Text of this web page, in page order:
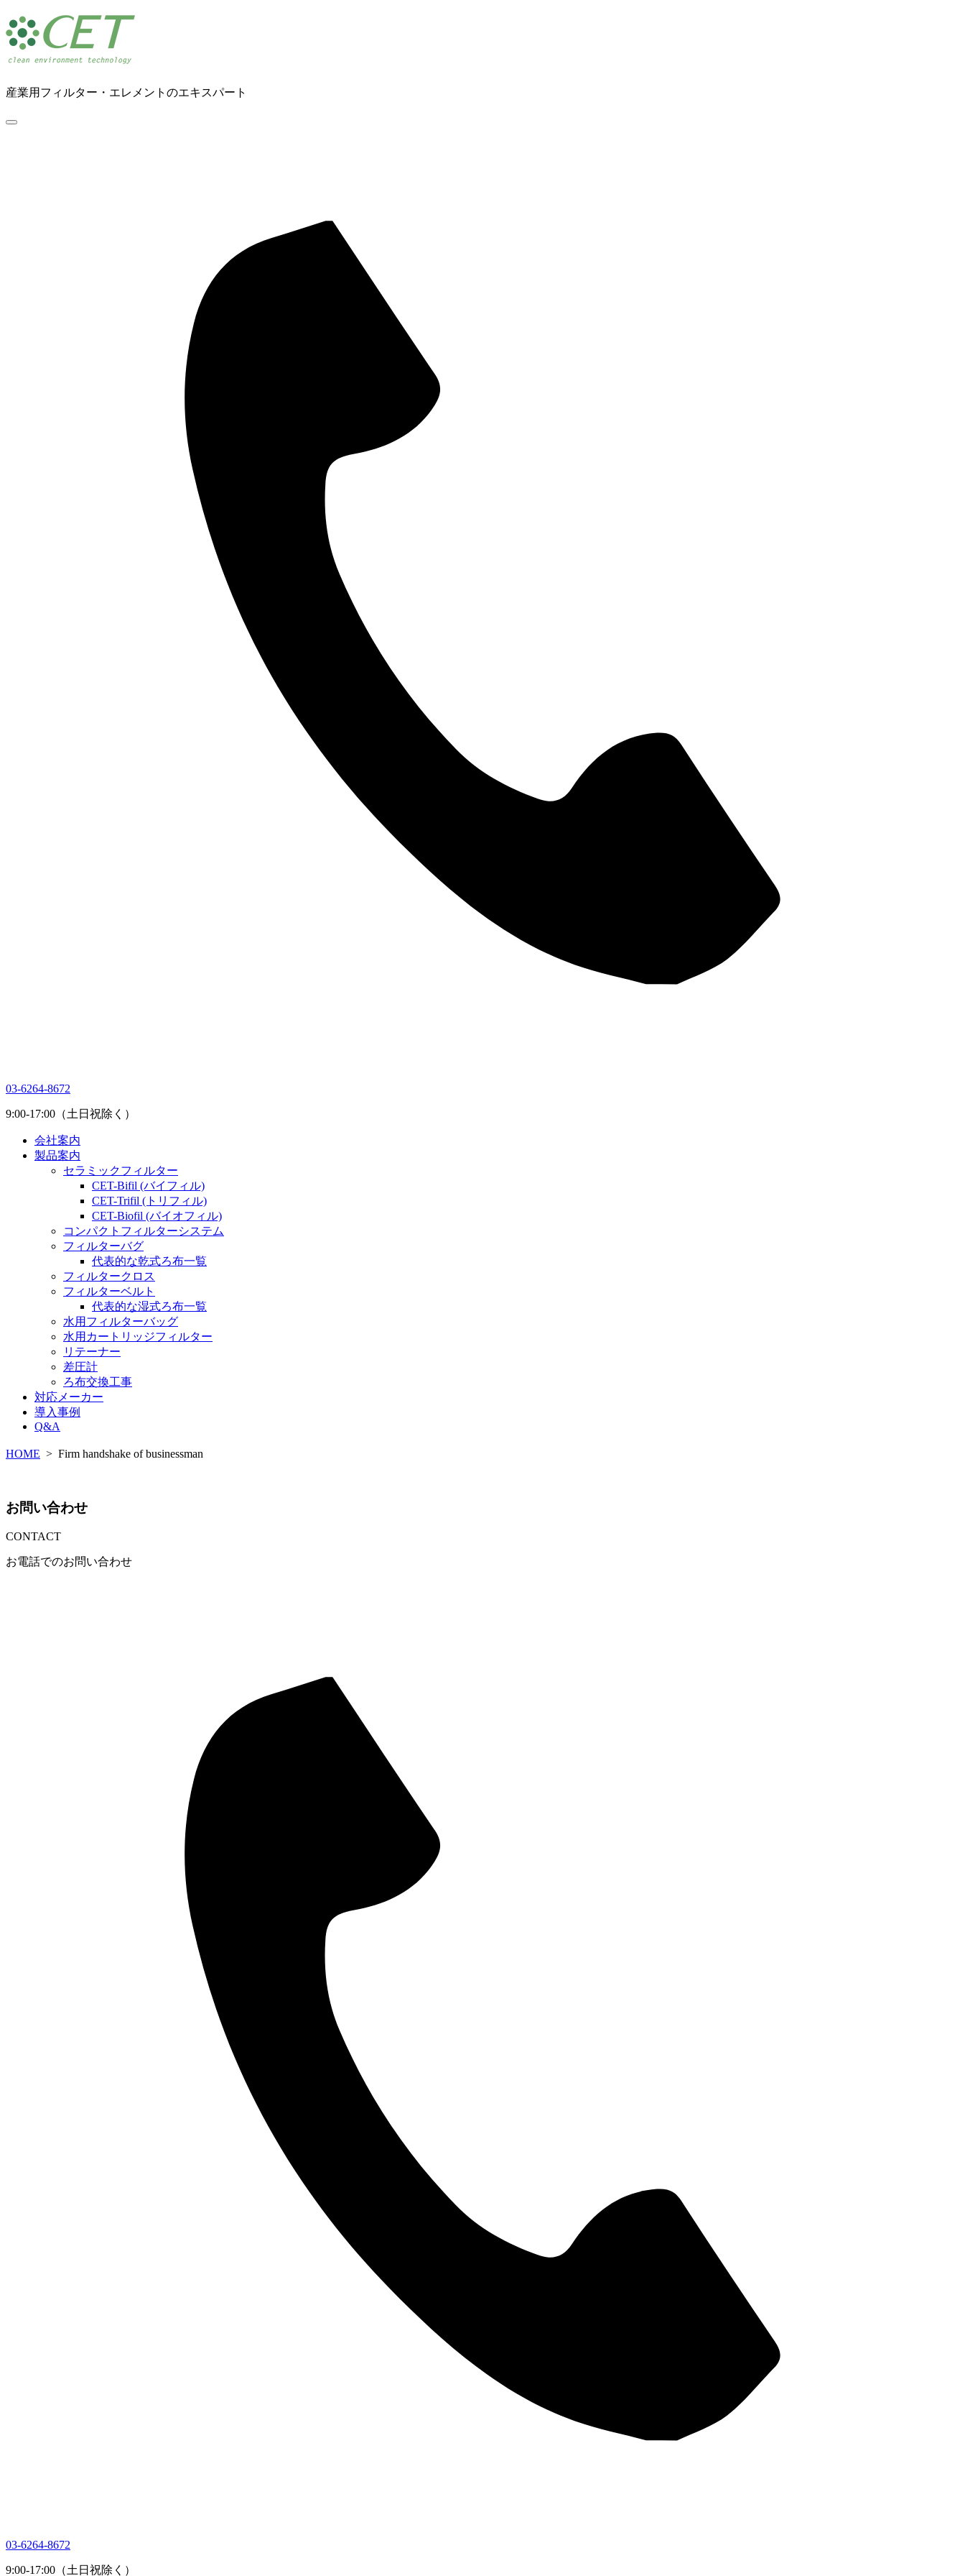
産業用フィルター・エレメントのエキスパート
03-6264-8672
9:00-17:00（土日祝除く）
会社案内
製品案内
セラミックフィルター
CET-Bifil (バイフィル)
CET-Trifil (トリフィル)
CET-Biofil (バイオフィル)
コンパクトフィルターシステム
フィルターバグ
代表的な乾式ろ布一覧
フィルタークロス
フィルターベルト
代表的な湿式ろ布一覧
水用フィルターバッグ
水用カートリッジフィルター
リテーナー
差圧計
ろ布交換工事
対応メーカー
導入事例
Q&A
HOME > Firm handshake of businessman
お問い合わせ
CONTACT
お電話でのお問い合わせ
03-6264-8672
9:00-17:00（土日祝除く）